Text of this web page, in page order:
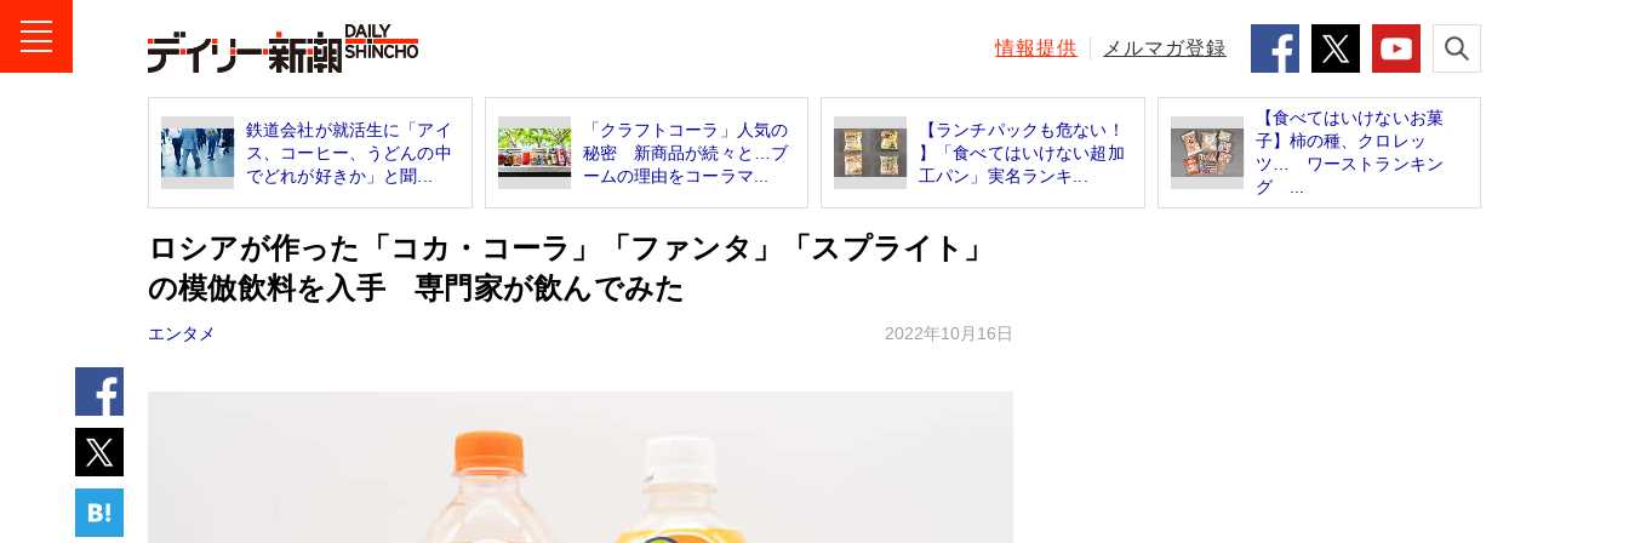
情報提供 メルマガ登録
鉄道会社が就活生に「アイ
ス、コーヒー、うどんの中
でどれが好きか」と聞...
「クラフトコーラ」人気の
秘密 新商品が続々と…ブ
ームの理由をコーラマ...
【ランチパックも危ない！
】「食べてはいけない超加
工パン」実名ランキ...
【食べてはいけないお菓
子】柿の種、クロレッ
ツ… ワーストランキン
グ ...
ロシアが作った「コカ・コーラ」「ファンタ」「スプライト」
の模倣飲料を入手 専門家が飲んでみた
エンタメ 2022年10月16日